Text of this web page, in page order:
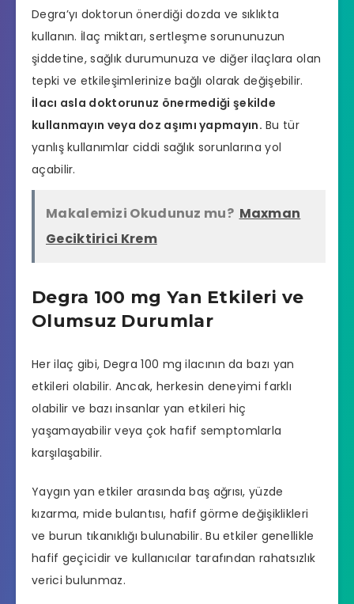
Degra’yı doktorun önerdiği dozda ve sıklıkta
kullanın. İlaç miktarı, sertleşme sorununuzun
şiddetine, sağlık durumunuza ve diğer ilaçlara olan
tepki ve etkileşimlerinize bağlı olarak değişebilir.
İlacı asla doktorunuz önermediği şekilde
kullanmayın veya doz aşımı yapmayın. Bu tür
yanlış kullanımlar ciddi sağlık sorunlarına yol
açabilir.
Makalemizi Okudunuz mu? Maxman
Geciktirici Krem
Degra 100 mg Yan Etkileri ve
Olumsuz Durumlar
Her ilaç gibi, Degra 100 mg ilacının da bazı yan
etkileri olabilir. Ancak, herkesin deneyimi farklı
olabilir ve bazı insanlar yan etkileri hiç
yaşamayabilir veya çok hafif semptomlarla
karşılaşabilir.
Yaygın yan etkiler arasında baş ağrısı, yüzde
kızarma, mide bulantısı, hafif görme değişiklikleri
ve burun tıkanıklığı bulunabilir. Bu etkiler genellikle
hafif geçicidir ve kullanıcılar tarafından rahatsızlık
verici bulunmaz.